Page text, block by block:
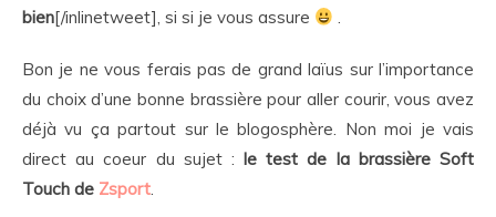
bien[/inlinetweet], si si je vous assure .
Bon je ne vous ferais pas de grand laïus sur l’importance
du choix d’une bonne brassière pour aller courir, vous avez
déjà vu ça partout sur le blogosphère. Non moi je vais
direct au coeur du sujet :le test de la brassière Soft
Touch de Zsport.